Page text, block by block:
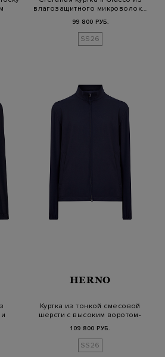
влагозащитного микроволок…
99 800 РУБ.
SS26
HERNO
Куртка из тонкой смесовой
шерсти с высоким воротом-
109 800 РУБ.
SS26